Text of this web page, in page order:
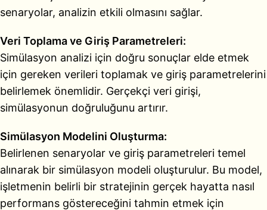
senaryolar, analizin etkili olmasını sağlar.
Veri Toplama ve Giriş Parametreleri:
Simülasyon analizi için doğru sonuçlar elde etmek
için gereken verileri toplamak ve giriş parametrelerini
belirlemek önemlidir. Gerçekçi veri girişi,
simülasyonun doğruluğunu artırır.
Simülasyon Modelini Oluşturma:
Belirlenen senaryolar ve giriş parametreleri temel
alınarak bir simülasyon modeli oluşturulur. Bu model,
işletmenin belirli bir stratejinin gerçek hayatta nasıl
performans göstereceğini tahmin etmek için